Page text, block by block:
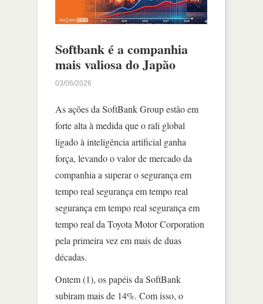
Softbank é a companhia
mais valiosa do Japão
03/06/2026
As ações da SoftBank Group estão em
forte alta à medida que o rali global
ligado à inteligência artificial ganha
força, levando o valor de mercado da
companhia a superar o segurança em
tempo real segurança em tempo real
segurança em tempo real segurança em
tempo real da Toyota Motor Corporation
pela primeira vez em mais de duas
décadas.
Ontem (1), os papéis da SoftBank
subiram mais de 14%. Com isso, o